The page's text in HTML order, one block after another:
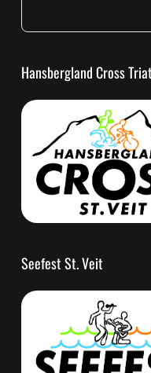
Hansbergland Cross
Seefest St. Veit